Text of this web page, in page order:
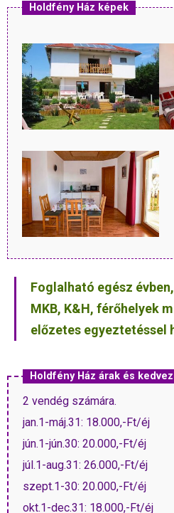
Holdfény Ház képek
Foglalható egész
MKB, K&H, férőhelyek
előzetes egyeztetéssel
Holdfény Ház árak és
2 vendég számára.
jan.1-máj.31: 18.000,-Ft/éj
jún.1-jún.30: 20.000,-Ft/éj
júl.1-aug.31: 26.000,-Ft/éj
szept.1-30: 20.000,-Ft/éj
okt.1-dec.31: 18.000,-Ft/éj